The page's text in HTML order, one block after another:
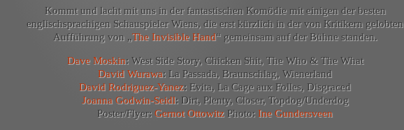
Kommt und lacht mit uns in der fantastischen Komödie mit einigen der besten
englischsprachigen Schauspieler Wiens, die erst kürzlich in der von Kritikern gelobten
Aufführung von „The Invisible Hand“ gemeinsam auf der Bühne standen.
Dave Moskin: West Side Story, Chicken Shit, The Who & The What
David Wurawa: La Passada, Braunschlag, Wienerland
David Rodriguez-Yanez: Evita, La Cage aux Folles, Disgraced
Joanna Godwin-Seidl: Dirt, Plenty, Closer, Topdog/Underdog
Poster/Flyer: Gernot Ottowitz Photo: Ine Gundersveen